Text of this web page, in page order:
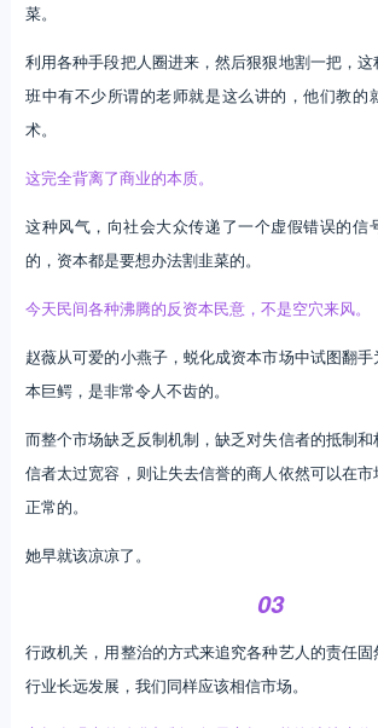
菜。
利用各种手段把人圈进来，然后狠狠地割一把，
班中有不少所谓的老师就是这么讲的，他们教的
术。
这完全背离了商业的本质。
这种风气，向社会大众传递了一个虚假错误的信
的，资本都是要想办法割韭菜的。
今天民间各种沸腾的反资本民意，不是空穴来风。
赵薇从可爱的小燕子，蜕化成资本市场中试图翻
本巨鳄，是非常令人不齿的。
而整个市场缺乏反制机制，缺乏对失信者的抵制
信者太过宽容，则让失去信誉的商人依然可以在
正常的。
她早就该凉凉了。
03
行政机关，用整治的方式来追究各种艺人的责任
行业长远发展，我们同样应该相信市场。